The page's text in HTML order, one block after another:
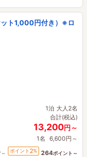
ット1,000円付き）※ロ
1泊 大人2名
合計(税込)
13,200円～
1名 6,600円～
ポイント 2% 264ポイント～